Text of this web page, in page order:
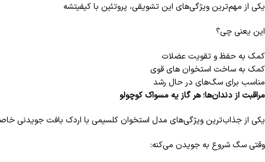
یکی از مهم‌ترین ویژگی‌های این تشویقی، پروتئین با کیفیتشه
این یعنی چی؟
کمک به حفظ و تقویت عضلات
کمک به ساخت استخوان های قوی
مناسب برای سگ‌های در حال رشد
مراقبت از دندان‌ها؛ هر گاز یه مسواک کوچولو
یکی از جذاب‌ترین ویژگی‌های مدل استخوان کلسیمی با اردک بافت جویدنی
وقتی سگ شروع به جویدن می‌کنه: